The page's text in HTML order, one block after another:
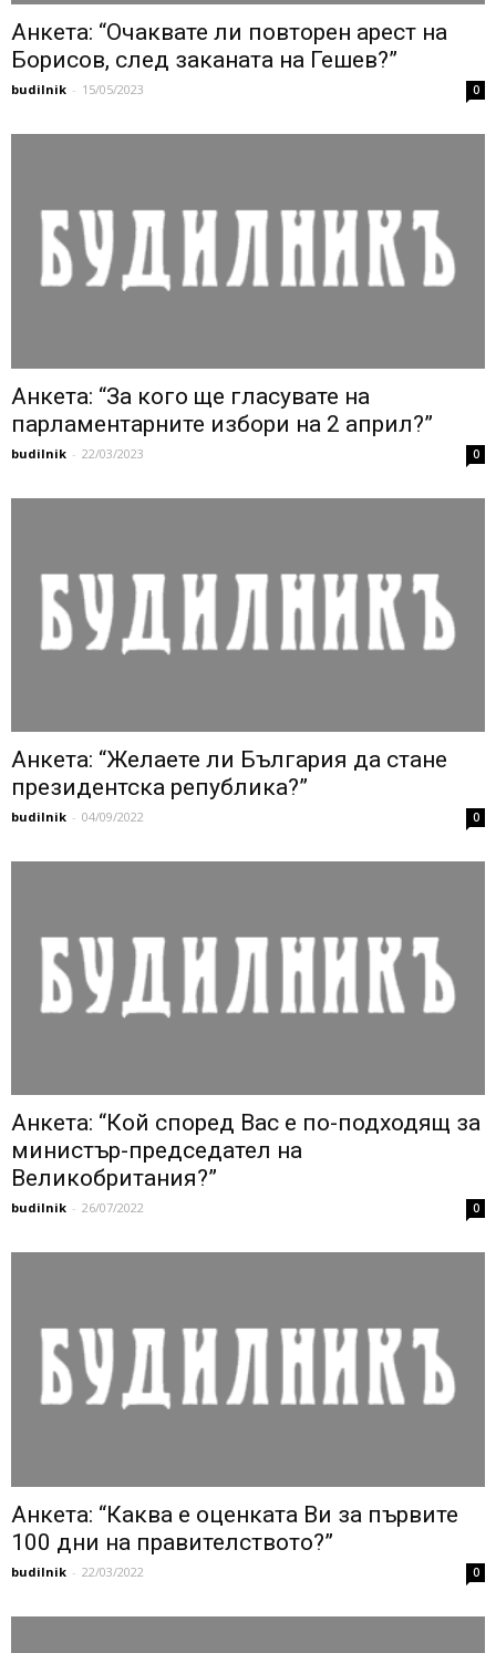
Анкета: “Очаквате ли повторен арест на
Борисов, след заканата на Гешев?”
budilnik - 15/05/2023 0
Анкета: “За кого ще гласувате на
парламентарните избори на 2 април?”
budilnik - 22/03/2023 0
Анкета: “Желаете ли България да стане
президентска република?”
budilnik - 04/09/2022 0
Анкета: “Кой според Вас е по-подходящ за
министър-председател на
Великобритания?”
budilnik - 26/07/2022 0
Анкета: “Каква е оценката Ви за първите
100 дни на правителството?”
budilnik - 22/03/2022 0